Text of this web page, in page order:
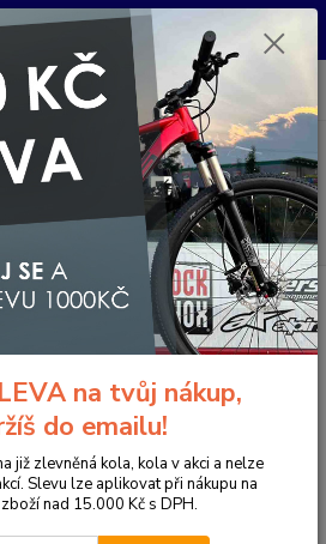
na prodejně si prosím zavolejte dopředu.
Menu
CZK
Hledat
12:00
helmy
Otevřené helmy
Helmet Mips - Fluo Red C/O S22
FOX Mainframe
Fluo Red C/O S22
- 26 %
na tvůj nákup,
do emailu!
již zlevněná kola, kola v akci a nelze
Slevu lze aplikovat při nákupu na
nad 15.000 Kč s DPH.